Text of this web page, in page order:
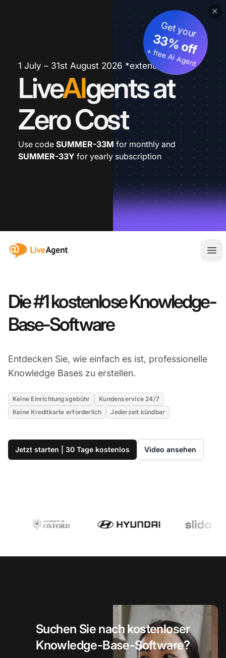
1 July – 31st August 2026 *extended
LiveAIgents at
Zero Cost
Get your
33% off
+ free AI Agent
Use code SUMMER-33M for monthly and
SUMMER-33Y for yearly subscription
:site.title
Die #1 kostenlose Knowledge-
Base-Software
Entdecken Sie, wie einfach es ist, professionelle
Knowledge Bases zu erstellen.
Keine Einrichtungsgebühr
Kundenservice 24/7
Keine Kreditkarte erforderlich
Jederzeit kündbar
Jetzt starten | 30 Tage kostenlos Video ansehen
Suchen Sie nach kostenloser
Knowledge-Base-Software?